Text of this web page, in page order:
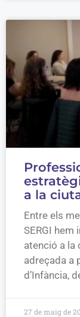
a la
Entre els
SERGI
atenció a la
adreçada a
d’Infància,
27 de maig de